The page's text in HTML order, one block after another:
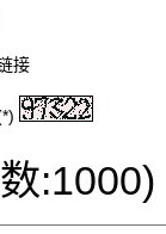
接
:1000)